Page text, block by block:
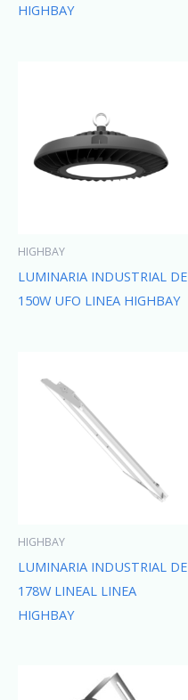
HIGHBAY
HIGHBAY
LUMINARIA INDUSTRIAL DE
150W UFO LINEA HIGHBAY
HIGHBAY
LUMINARIA INDUSTRIAL DE
178W LINEAL LINEA
HIGHBAY